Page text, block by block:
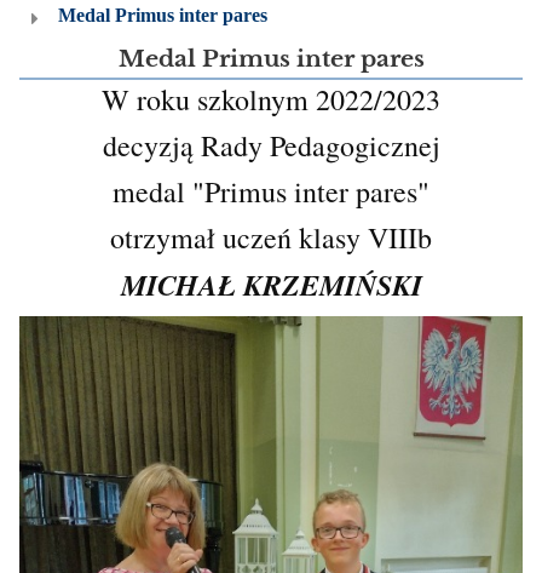
Nasze
Medal Primus inter pares
Medal Primus inter pares
W roku szkolnym 2022/2023
decyzją Rady Pedagogicznej
medal "Primus inter pares"
otrzymał uczeń klasy VIIIb
MICHAŁ KRZEMIŃSKI